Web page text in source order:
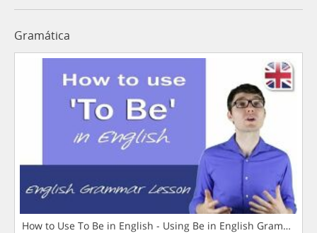
Gramática
How to Use To Be in English - Using Be in English Grammar